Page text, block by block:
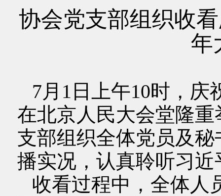
协会党支部组织收
年
7月1日上午10时，庆
在北京人民大会堂隆
支部组织全体党员及
播实况，认真聆听习
收看过程中，全体人